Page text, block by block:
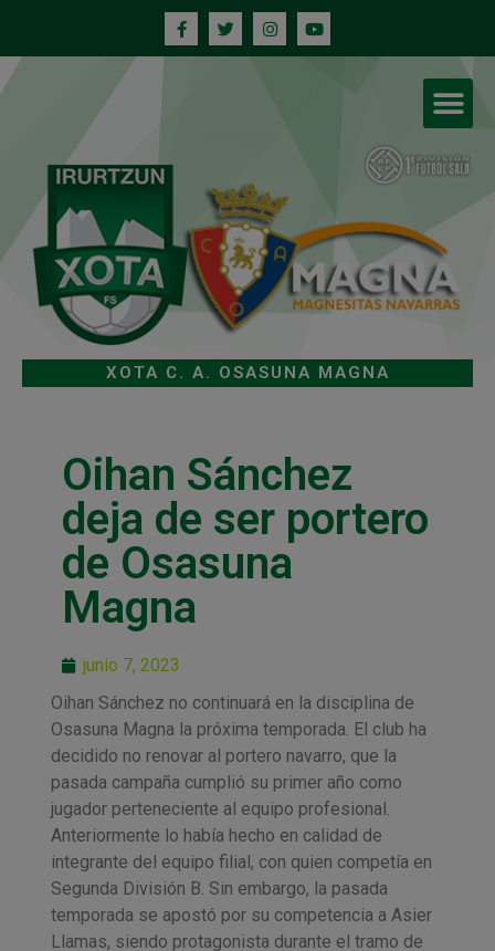
XOTA C. A. OSASUNA MAGNA
Oihan Sánchez
deja de ser portero
de Osasuna
Magna
junio 7, 2023
Oihan Sánchez no continuará en la disciplina de
Osasuna Magna la próxima temporada. El club ha
decidido no renovar al portero navarro, que la
pasada campaña cumplió su primer año como
jugador perteneciente al equipo profesional.
Anteriormente lo había hecho en calidad de
integrante del equipo filial, con quien competía en
Segunda División B. Sin embargo, la pasada
temporada se apostó por su competencia a Asier
Llamas, siendo protagonista durante el tramo de